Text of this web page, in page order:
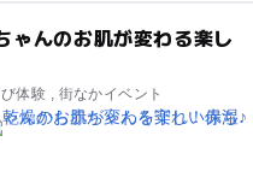
ゃんのお肌が変わる楽し
体験 , 街なかイベント